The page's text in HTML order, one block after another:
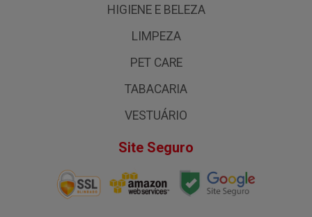
HIGIENE E BELEZA
LIMPEZA
PET CARE
TABACARIA
VESTUÁRIO
Site Seguro